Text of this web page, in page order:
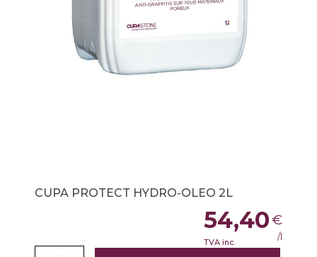
CUPA PROTECT HYDRO-OLEO 2L
54,40€
TVA inc. /l